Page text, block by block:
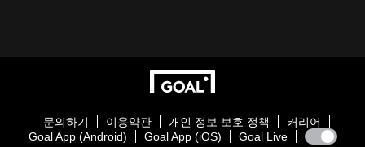
문의하기 이용약관 개인 정보 보호 정책
커리어
Goal App (Android)
Goal App (iOS) Goal Live